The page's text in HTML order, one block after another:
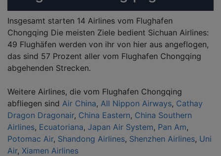
Insgesamt starten 14 Airlines vom Flughafen
Chongqing Die meisten Ziele bedient Sichuan Airlines:
49 Flughäfen werden von ihr von hier aus angeflogen,
das sind 57 Prozent aller vom Flughafen Chongqing
abgehenden Strecken.
Weitere Airlines, die vom Flughafen Chongqing
abfliegen sind Air China, All Nippon Airways, Cathay
Dragon Dragonair, China Eastern, China Southern
Airlines, Ecuatoriana, Japan Air System, Pan Am,
Potomac Air, Shandong Airlines, Shenzhen Airlines, Uni
Air, Xiamen Airlines